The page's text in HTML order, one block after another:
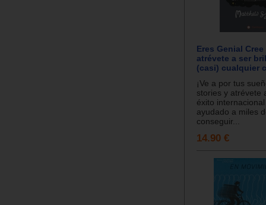
Eres Genial
atrévete a ser
(casi) cualquier
¡Ve a por tus
stories y atrévete
éxito
ayudado a miles
conseguir...
14.90 €